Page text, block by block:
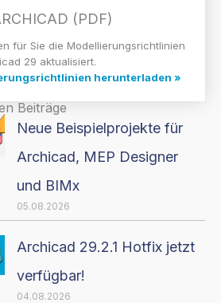
(PDF)
für Sie die Modellierungsrichtlinien
29 aktualisiert.
herunterladen »
Beiträge
Neue Beispielprojekte für
Archicad, MEP Designer
und BIMx
05.08.2026
Archicad 29.2.1 Hotfix jetzt
verfügbar!
04.08.2026